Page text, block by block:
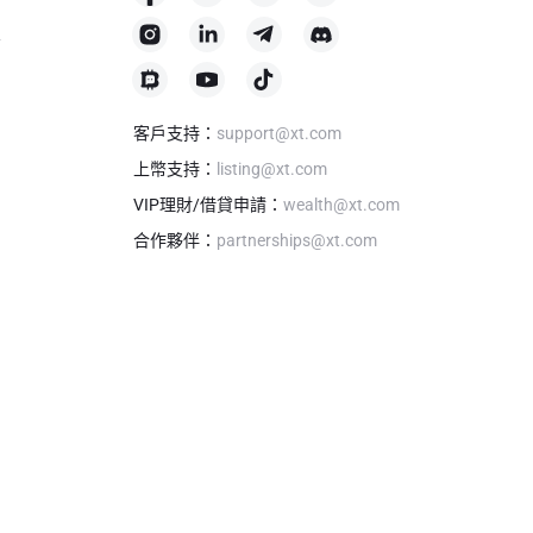
客戶支持 ： support@xt.com
上幣支持 ：
listing@xt.com
VIP理財/借貸申請 ： wealth@xt.com
合作夥伴 ： partnerships@xt.com